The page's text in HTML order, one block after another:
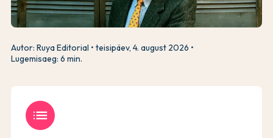
Autor: Ruya Editorial
teisipäev, 4. august 2026
Lugemisaeg: 6 min.
list